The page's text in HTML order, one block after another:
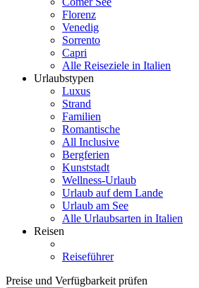
Florenz
Venedig
Sorrento
Capri
Alle Reiseziele in Italien
Urlaubstypen
Luxus
Strand
Familien
Romantische
All Inclusive
Bergferien
Kunststadt
Wellness-Urlaub
Urlaub auf dem Lande
Urlaub am See
Alle Urlaubsarten in Italien
Reisen
Reiseführer
Preise und Verfügbarkeit prüfen